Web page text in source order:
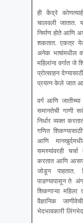
ही केंद्रे
चालवली जातात.
निर्माण होते आणि
शकतात. एकत्र
अनेक भाषांमधील
महिलांना वर्गात जे
प्रोत्साहन
प्रयत्न केले जात
वर्ग आणि
समानतेची गाणी
निर्धार व्यक्त
गणित
आणि
समस्यांवरही
करतात आणि
जोडून पाहतात.
पाडण्यापासून ते
शिकणाऱ्या
वैज्ञानिक
भेदभावकारी